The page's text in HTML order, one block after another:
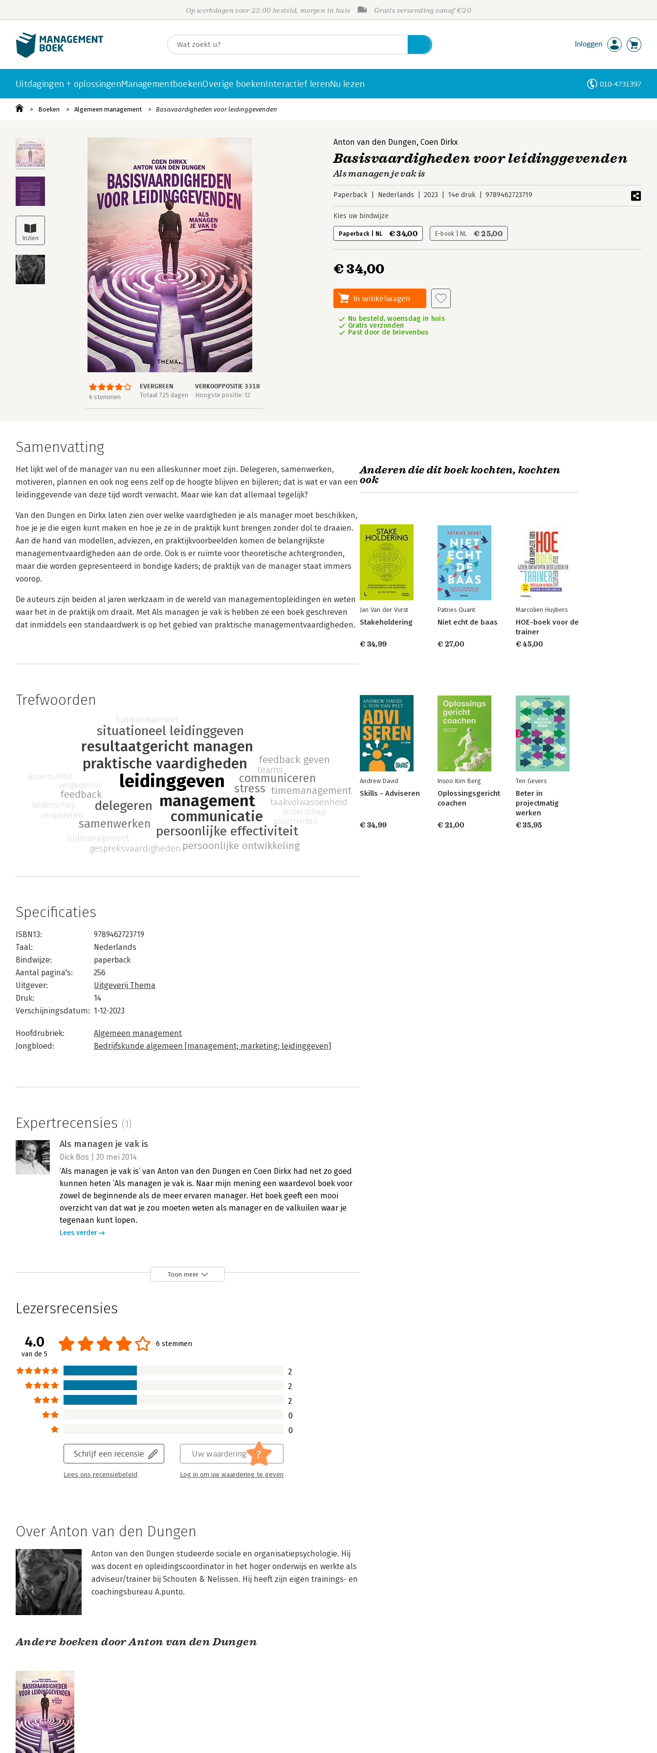
Op werkdagen voor 23:00 besteld, morgen in huis Gratis verzending vanaf €20
Inloggen
Uitdagingen + oplossingenManagementboekenOverige boekenInteractief lerenNu lezen 010-4731397
Boeken Algemeen management Basisvaardigheden voor leidinggevenden
6 stemmen
EVERGREEN
Totaal 725 dagen
VERKOOPPOSITIE 3318
Hoogste positie: 12
Anton van den Dungen, Coen Dirkx
Basisvaardigheden voor leidinggevenden
Als managen je vak is
Paperback Nederlands 2023 14e druk 9789462723719
Kies uw bindwijze
Paperback | NL € 34,00 E-book | NL € 25,00
€ 34,00
In winkelwagen
Nu besteld, woensdag in huis
Gratis verzonden
Past door de brievenbus
Samenvatting
Het lijkt wel of de manager van nu een alleskunner moet zijn. Delegeren, samenwerken,
motiveren, plannen en ook nog eens zelf op de hoogte blijven en bijleren; dat is wat er van een
leidinggevende van deze tijd wordt verwacht. Maar wie kan dat allemaal tegelijk?
Van den Dungen en Dirkx laten zien over welke vaardigheden je als manager moet beschikken,
hoe je je die eigen kunt maken en hoe je ze in de praktijk kunt brengen zonder dol te draaien.
Aan de hand van modellen, adviezen, en praktijkvoorbeelden komen de belangrijkste
managementvaardigheden aan de orde. Ook is er ruimte voor theoretische achtergronden,
maar die worden gepresenteerd in bondige kaders; de praktijk van de manager staat immers
voorop.
De auteurs zijn beiden al jaren werkzaam in de wereld van managementopleidingen en weten
waar het in de praktijk om draait. Met Als managen je vak is hebben ze een boek geschreven
dat inmiddels een standaardwerk is op het gebied van praktische managementvaardigheden.
Trefwoorden
leidinggeven
management
praktische vaardigheden
communicatie
resultaatgericht managen
persoonlijke effectiviteit
delegeren
situationeel leidinggeven
communiceren
stress
samenwerken
persoonlijke ontwikkeling
feedback geven
feedback timemanagement
taakvolwassenheid
gespreksvaardigheden
teams
vergaderen
leiderschap
tijdmanagement
assertiviteit
vergaderen
leiderschap
tijdmanagement
assertiviteit
Specificaties
ISBN13:
9789462723719
Taal:
Nederlands
Bindwijze:
paperback
Aantal pagina's:
256
Uitgever:
Uitgeverij Thema
Druk:
14
Verschijningsdatum: 1-12-2023
Hoofdrubriek:
Algemeen management
Jongbloed:
Bedrijfskunde algemeen [management; marketing; leidinggeven]
Expertrecensies (1)
Als managen je vak is
Dick Bos | 20 mei 2014
‘Als managen je vak is’ van Anton van den Dungen en Coen Dirkx had net zo goed
kunnen heten ‘Als managen je vak is. Naar mijn mening een waardevol boek voor
zowel de beginnende als de meer ervaren manager. Het boek geeft een mooi
overzicht van dat wat je zou moeten weten als manager en de valkuilen waar je
tegenaan kunt lopen.
Lees verder
Toon meer
Lezersrecensies
4.0
van de 5
6 stemmen
2
2
2
0
0
Schrijf een recensie
Lees ons recensiebeleid
Uw waardering ?
Log in om uw waardering te geven
Over Anton van den Dungen
Anton van den Dungen studeerde sociale en organisatiepsychologie. Hij
was docent en opleidingscoordinator in het hoger onderwijs en werkte als
adviseur/trainer bij Schouten & Nelissen. Hij heeft zijn eigen trainings- en
coachingsbureau A.punto.
Andere boeken door Anton van den Dungen
Anderen die dit boek kochten, kochten
ook
Jan Van der Vurst
Stakeholdering
€ 34,99
Patries Quant
Niet echt de baas
€ 27,00
Marcolien Huybers
HOE-boek voor de
trainer
€ 45,00
Andrew David
Skills - Adviseren
€ 34,99
Insoo Kim Berg
Oplossingsgericht
coachen
€ 21,00
Ten Gevers
Beter in
projectmatig
werken
€ 35,95
Personen